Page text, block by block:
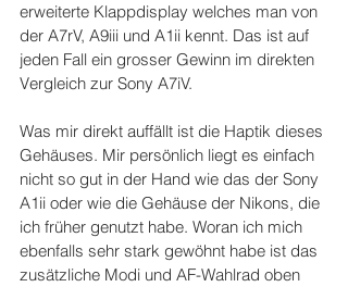
erweiterte Klappdisplay welches man von
der A7rV, A9iii und A1ii kennt. Das ist auf
jeden Fall ein grosser Gewinn im direkten
Vergleich zur Sony A7iV.
Was mir direkt auffällt ist die Haptik dieses
Gehäuses. Mir persönlich liegt es einfach
nicht so gut in der Hand wie das der Sony
A1ii oder wie die Gehäuse der Nikons, die
ich früher genutzt habe. Woran ich mich
ebenfalls sehr stark gewöhnt habe ist das
zusätzliche Modi und AF-Wahlrad oben